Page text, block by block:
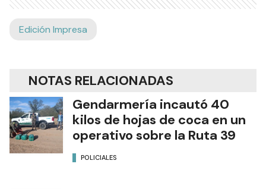
Edición Impresa
NOTAS RELACIONADAS
Gendarmería incautó 40
kilos de hojas de coca en un
operativo sobre la Ruta 39
POLICIALES